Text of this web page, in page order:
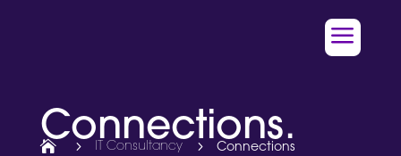
a
Connections.
 5 IT Consultancy 5 Connections